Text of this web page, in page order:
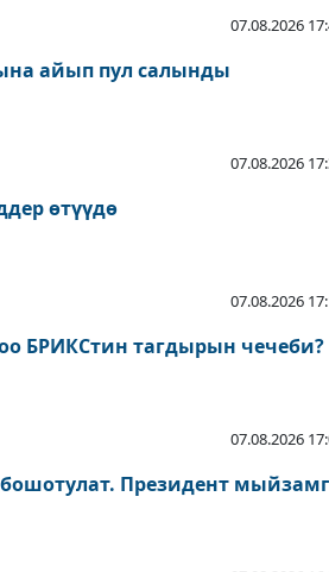
07.08.2026
айып пул салынды
07.08.2026
өтүүдө
07.08.2026
БРИКСтин тагдырын чечеби?
07.08.2026
Президент